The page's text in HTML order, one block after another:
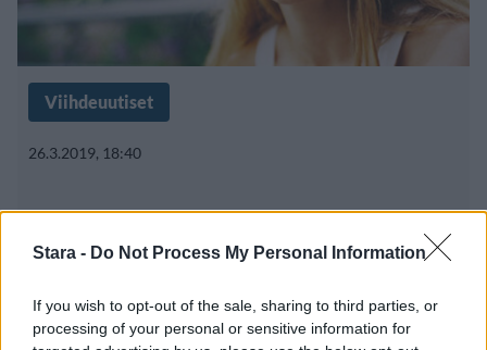
Stara - Do Not Process My Personal Information
If you wish to opt-out of the sale, sharing to third parties, or
processing of your personal or sensitive information for
Viihdeuutiset
26.3.2019, 18:40
Clueless-elokuvan tähdet jälleen
yhdessä – osoittivat kunniaa
edesmenneelle Brittany
Murphylle